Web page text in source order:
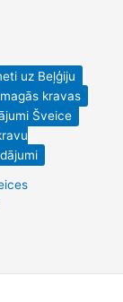
uz Beļģiju
kravas
Šveice